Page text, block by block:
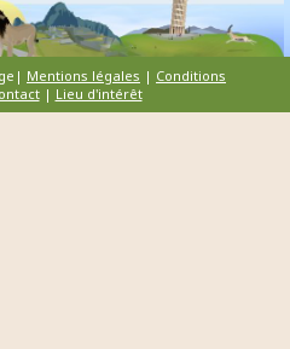
Mentions légales | Conditions
| Lieu d'intérêt